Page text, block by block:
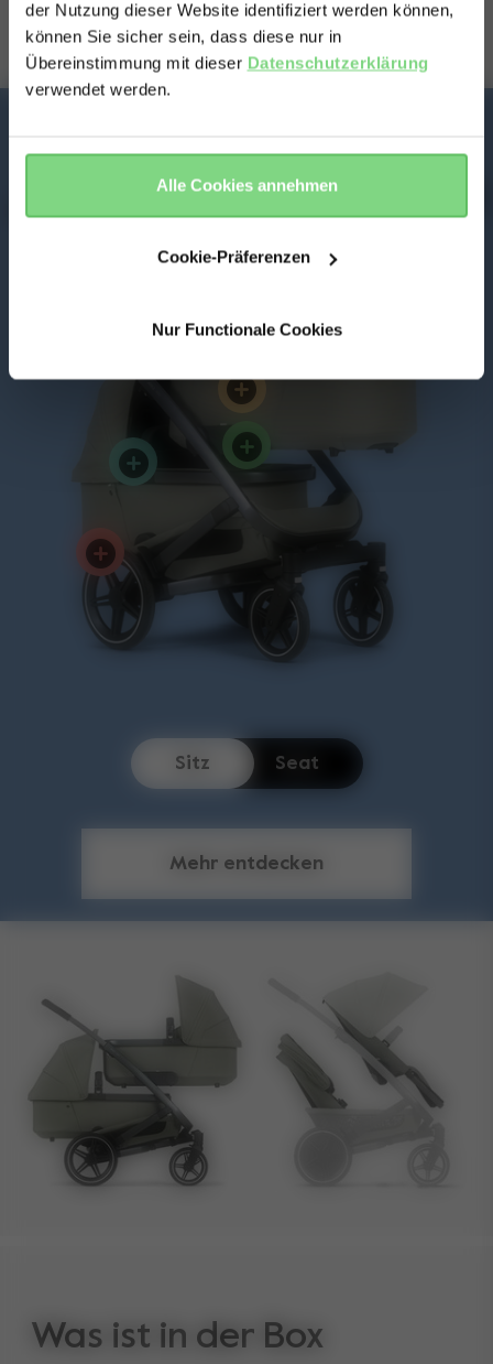
der Nutzung dieser Website identifiziert werden können,
können Sie sicher sein, dass diese nur in
Übereinstimmung mit dieser Datenschutzerklärung
verwendet werden.
Alle Cookies annehmen
Cookie-Präferenzen
Nur Functionale Cookies
Stunden Schlaf bekommen hat.
Weiterlesen
Joolz Geo³ Twin
Mehr entdecken
Sitz Seat
Was ist in der Box
& country?